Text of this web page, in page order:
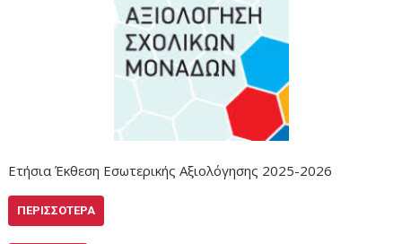
Ετήσια Έκθεση Εσωτερικής Αξιολόγησης 2025-2026
ΠΕΡΙΣΣΌΤΕΡΑ